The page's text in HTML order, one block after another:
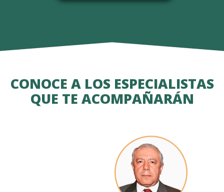
CONOCE A LOS ESPECIALISTAS
QUE TE ACOMPAÑARÁN